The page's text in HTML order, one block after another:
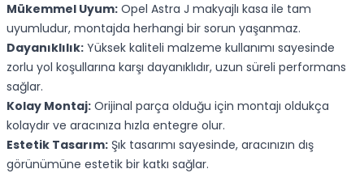
Mükemmel Uyum: Opel Astra J makyajlı kasa ile tam
uyumludur, montajda herhangi bir sorun yaşanmaz.
Dayanıklılık: Yüksek kaliteli malzeme kullanımı sayesinde
zorlu yol koşullarına karşı dayanıklıdır, uzun süreli performans
sağlar.
Kolay Montaj: Orijinal parça olduğu için montajı oldukça
kolaydır ve aracınıza hızla entegre olur.
Estetik Tasarım: Şık tasarımı sayesinde, aracınızın dış
görünümüne estetik bir katkı sağlar.